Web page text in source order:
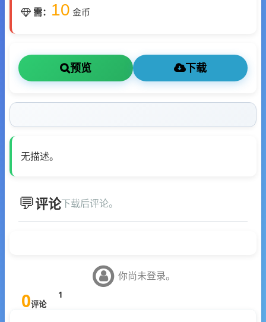
需： 10 金币
预览 下载
无描述。
评论下载后评论。
你尚未登录。
0评论
1